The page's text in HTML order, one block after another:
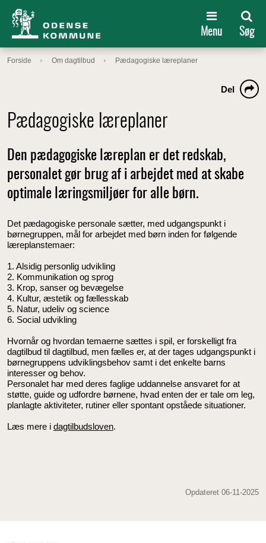
Menu Søg
Forside Om dagtilbud Pædagogiske læreplaner
Pædagogiske læreplaner
Del
Den pædagogiske læreplan er det redskab,
personalet gør brug af i arbejdet med at skabe
optimale læringsmiljøer for alle børn.
Det pædagogiske personale sætter, med udgangspunkt i
børnegruppen, mål for arbejdet med børn inden for følgende
læreplanstemaer:
1. Alsidig personlig udvikling
2. Kommunikation og sprog
3. Krop, sanser og bevægelse
4. Kultur, æstetik og fællesskab
5. Natur, udeliv og science
6. Social udvikling
Hvornår og hvordan temaerne sættes i spil, er forskelligt fra
dagtilbud til dagtilbud, men fælles er, at der tages udgangspunkt i
børnegruppens udviklingsbehov samt i det enkelte barns
interesser og behov.
Personalet har med deres faglige uddannelse ansvaret for at
støtte, guide og udfordre børnene, hvad enten der er tale om leg,
planlagte aktiviteter, rutiner eller spontant opståede situationer.
Læs mere i dagtilbudsloven.
Opdateret 06-11-2025